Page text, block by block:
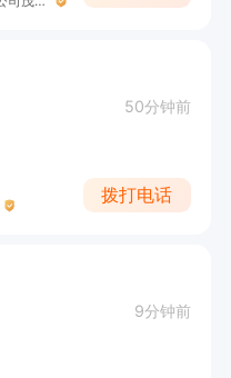
50分钟前
拨打电话
9分钟前